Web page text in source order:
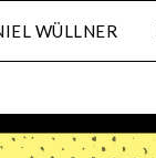
WÜLLNER